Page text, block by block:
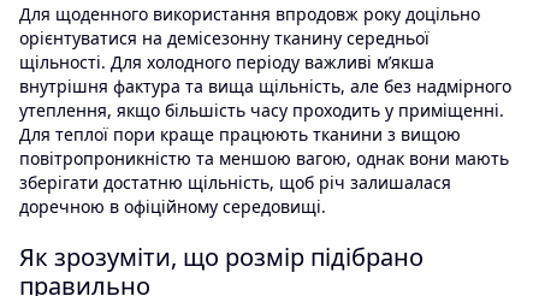
Для щоденного використання впродовж року доцільно
орієнтуватися на демісезонну тканину середньої
щільності. Для холодного періоду важливі м’якша
внутрішня фактура та вища щільність, але без надмірного
утеплення, якщо більшість часу проходить у приміщенні.
Для теплої пори краще працюють тканини з вищою
повітропроникністю та меншою вагою, однак вони мають
зберігати достатню щільність, щоб річ залишалася
доречною в офіційному середовищі.
Як зрозуміти, що розмір підібрано
правильно